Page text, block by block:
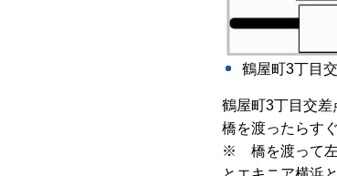
鶴屋町3丁目
鶴屋町3丁目交差
橋を渡ったらす
※ 橋を渡って左